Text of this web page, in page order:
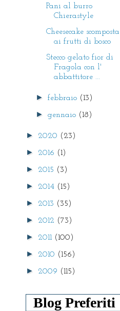
Pani al burro
Chierastyle
Cheesecake scomposta
ai frutti di bosco
Stecco gelato fior di
Fragola con l'
abbattitore ...
►febbraio (13)
►gennaio (18)
► 2020 (23)
► 2016 (1)
► 2015 (3)
► 2014 (15)
► 2013 (35)
► 2012 (73)
► 2011 (100)
► 2010 (156)
► 2009 (115)
Blog Preferiti